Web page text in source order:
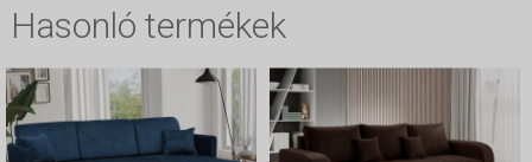
Hasonló termékek